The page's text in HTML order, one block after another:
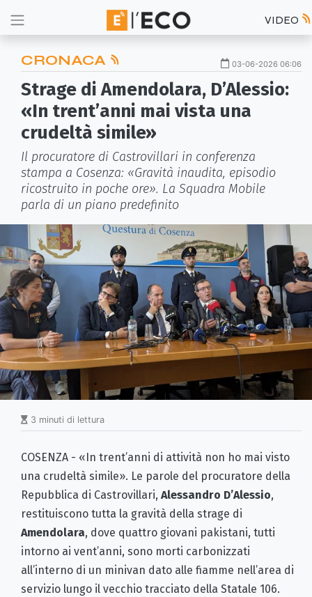
VIDEO
CRONACA 03-06-2026 06:06
Strage di Amendolara, D’Alessio:
«In trent’anni mai vista una
crudeltà simile»
Il procuratore di Castrovillari in conferenza
stampa a Cosenza: «Gravità inaudita, episodio
ricostruito in poche ore». La Squadra Mobile
parla di un piano predefinito
3 minuti di lettura
COSENZA - «In trent’anni di attività non ho mai visto
una crudeltà simile». Le parole del procuratore della
Repubblica di Castrovillari, Alessandro D’Alessio,
restituiscono tutta la gravità della strage di
Amendolara, dove quattro giovani pakistani, tutti
intorno ai vent’anni, sono morti carbonizzati
all’interno di un minivan dato alle fiamme nell’area di
servizio lungo il vecchio tracciato della Statale 106.